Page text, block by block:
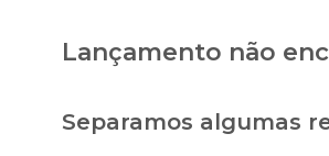
Lançamento não
Separamos algumas